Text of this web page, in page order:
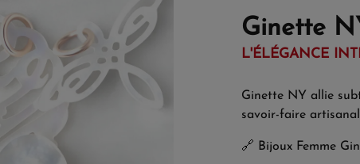
Ginette
L'ÉLÉGANCE
Ginette NY allie
savoir-faire
🔗 Bijoux Femme